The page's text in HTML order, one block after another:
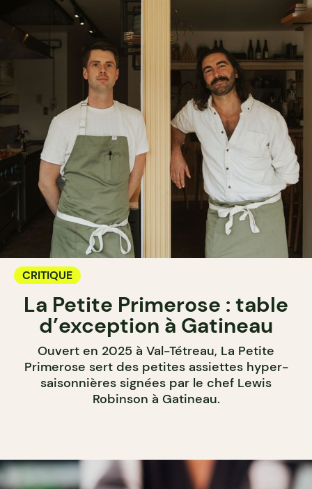
CRITIQUE
La Petite Primerose : table
d’exception à Gatineau
Ouvert en 2025 à Val-Tétreau, La Petite
Primerose sert des petites assiettes hyper-
saisonnières signées par le chef Lewis
Robinson à Gatineau.